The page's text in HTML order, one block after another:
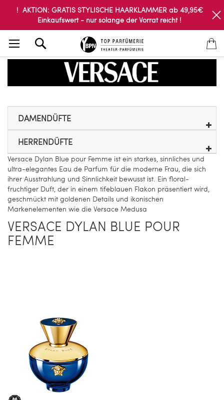
! AKTION: GRATIS STYLISCHE HAARKLAMMER ab 49,95€
Einkaufswert - nur solange der Vorrat reicht !
DAMENDÜFTE
HERRENDÜFTE
Versace Dylan Blue pour Femme ist ein starkes, sinnliches und
ultra-elegantes Eau de Parfum für die moderne Frau, die sich
ihrer Ausstrahlung und Sinnlichkeit bewusst ist. Ein floral-
fruchtiger Duft, der in einem tifeblauen Flakon präsentiert wird,
geschmückt mit goldenen Details und ikonischen
Markenelementen wie die Versace Medusa
VERSACE DYLAN BLUE POUR
FEMME